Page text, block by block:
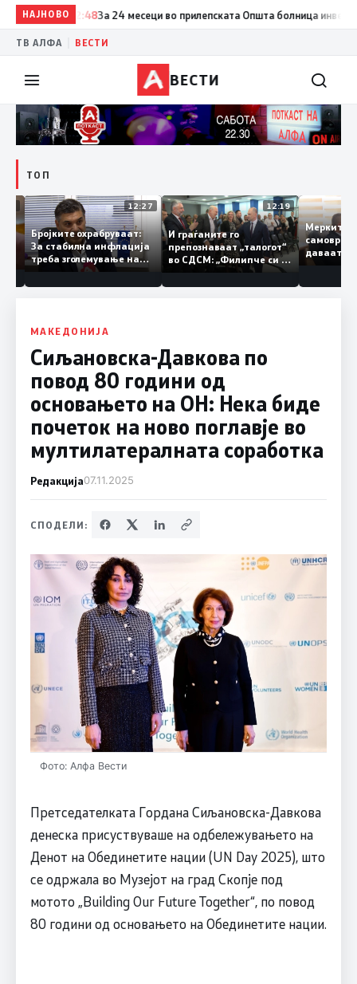
НАЈНОВО
12:48 За 24 месеци во прилепската Општа болница
ТВ АЛФА ВЕСТИ
ВЕСТИ
ТОП
12:33
до
12:27
Бројките охрабруваат:
За стабилна инфлација
треба зголемување на
домашното
12:19
И граѓаните го
препознаваат „талогот“
во СДСМ: „Филипче си е
добар неврохирург, не
треба се занимава со
даваат
од
МАКЕДОНИЈА
Сиљановска-Давкова по
повод 80 години од
основањето на ОН: Нека биде
почеток на ново поглавје во
мултилатералната соработка
Редакција07.11.2025
СПОДЕЛИ:
Фото: Алфа Вести
Претседателката Гордана Сиљановска-Давкова
денеска присуствуваше на одбележувањето на
Денот на Обединетите нации (UN Day 2025), што
се одржала во Музејот на град Скопје под
мотото „Building Our Future Together“, по повод
80 години од основањето на Обединетите нации.